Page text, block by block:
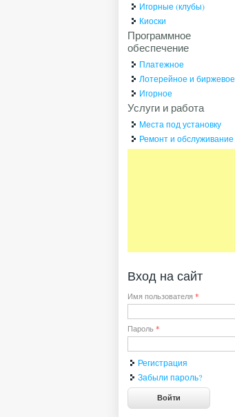
Игорные (клубы)
Киоски
Программное
обеспечение
Платежное
Лотерейное и биржевое
Игорное
Услуги и работа
Места под установку
Ремонт и обслуживание
Вход на сайт
Имя пользователя *
Пароль *
Регистрация
Забыли пароль?